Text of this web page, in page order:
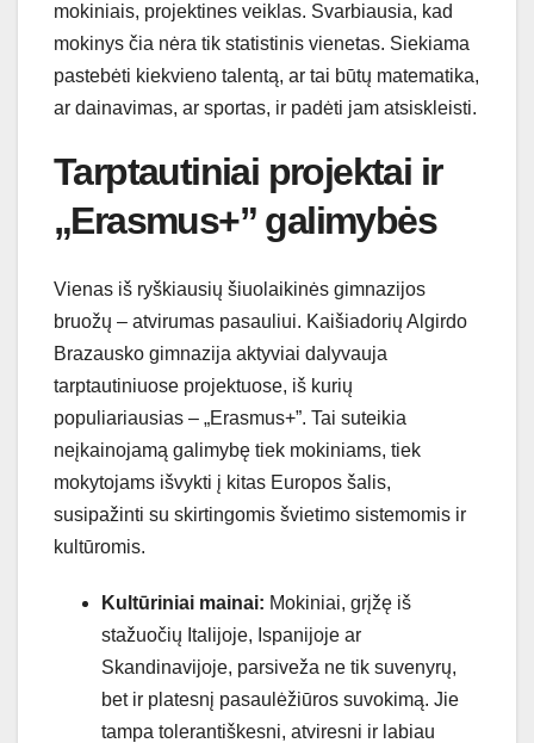
mokiniais, projektines veiklas. Svarbiausia, kad
mokinys čia nėra tik statistinis vienetas. Siekiama
pastebėti kiekvieno talentą, ar tai būtų matematika,
ar dainavimas, ar sportas, ir padėti jam atsiskleisti.
Tarptautiniai projektai ir
„Erasmus+” galimybės
Vienas iš ryškiausių šiuolaikinės gimnazijos
bruožų – atvirumas pasauliui. Kaišiadorių Algirdo
Brazausko gimnazija aktyviai dalyvauja
tarptautiniuose projektuose, iš kurių
populiariausias – „Erasmus+”. Tai suteikia
neįkainojamą galimybę tiek mokiniams, tiek
mokytojams išvykti į kitas Europos šalis,
susipažinti su skirtingomis švietimo sistemomis ir
kultūromis.
Kultūriniai mainai: Mokiniai, grįžę iš
stažuočių Italijoje, Ispanijoje ar
Skandinavijoje, parsiveža ne tik suvenyrų,
bet ir platesnį pasaulėžiūros suvokimą. Jie
tampa tolerantiškesni, atviresni ir labiau